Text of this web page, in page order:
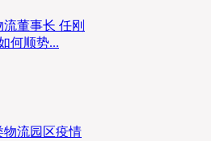
流董事长 任刚
何顺势...
流园区疫情